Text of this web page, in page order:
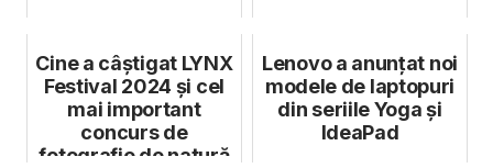
Cine a câștigat LYNX
Festival 2024 și cel
mai important
concurs de
fotografie de natură
Lenovo a anunțat noi
modele de laptopuri
din seriile Yoga și
IdeaPad